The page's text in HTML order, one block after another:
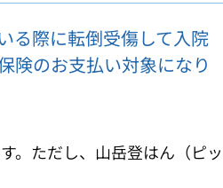
る際に転倒受傷して入院
険のお支払い対象になり
。ただし、山岳登はん（ピッ